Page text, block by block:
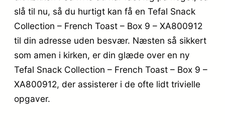
slå til nu, så du hurtigt kan få en Tefal Snack
Collection – French Toast – Box 9 – XA800912
til din adresse uden besvær. Næsten så sikkert
som amen i kirken, er din glæde over en ny
Tefal Snack Collection – French Toast – Box 9 –
XA800912, der assisterer i de ofte lidt trivielle
opgaver.